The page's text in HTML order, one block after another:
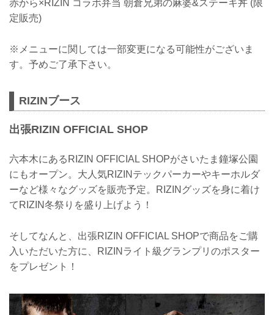
赤から×RIZIN コラボ弁当 朝倉兄弟の麻婆&ステーキ丼 (限
定販売)
※メニューに関しては一部変更になる可能性がございま
す。予めご了承下さい。
RIZINブース
出張RIZIN OFFICIAL SHOP
六本木にあるRIZIN OFFICIAL SHOPがさいたま鐘塚公園
にもオープン。大人気RIZINテックパーカーやキーホルダ
ーなど様々なグッズを販売予定。RIZINグッズを身に着け
てRIZIN冬祭りを盛り上げよう！
そしてなんと、出張RIZIN OFFICIAL SHOPで商品をご購
入いただいた方に、RIZINライト級グランプリのポスター
をプレゼント！